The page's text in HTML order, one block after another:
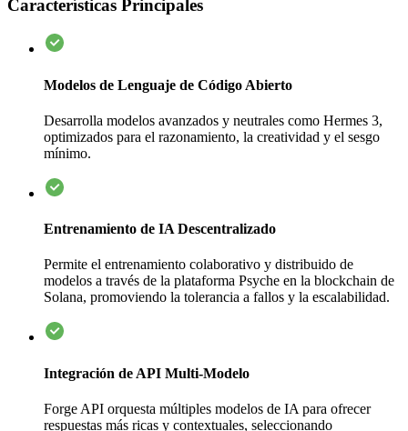
Características Principales
Modelos de Lenguaje de Código Abierto
Desarrolla modelos avanzados y neutrales como Hermes 3,
optimizados para el razonamiento, la creatividad y el sesgo
mínimo.
Entrenamiento de IA Descentralizado
Permite el entrenamiento colaborativo y distribuido de
modelos a través de la plataforma Psyche en la blockchain de
Solana, promoviendo la tolerancia a fallos y la escalabilidad.
Integración de API Multi-Modelo
Forge API orquesta múltiples modelos de IA para ofrecer
respuestas más ricas y contextuales, seleccionando